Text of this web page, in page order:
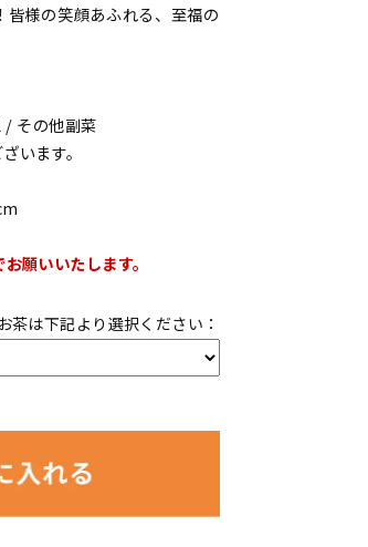
皆様の笑顔あふれる、至福の
/ その他副菜
います。
願いいたします。
お茶は下記より選択ください：